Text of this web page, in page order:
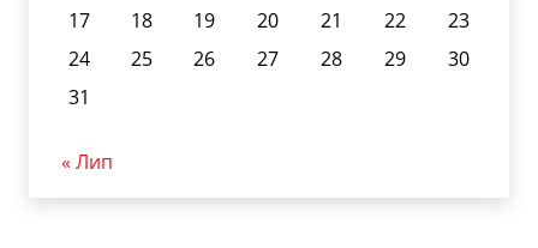
17
18 19 20 21 22
23
24
25 26 27 28 29
30
31
« Лип